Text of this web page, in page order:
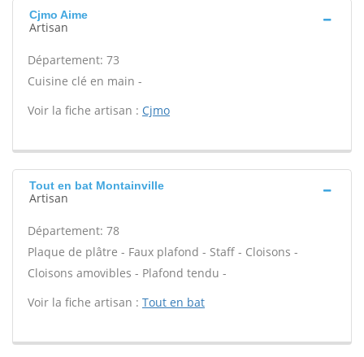
Cjmo Aime
Artisan
Département: 73
Cuisine clé en main -
Voir la fiche artisan : Cjmo
Tout en bat Montainville
Artisan
Département: 78
Plaque de plâtre - Faux plafond - Staff - Cloisons -
Cloisons amovibles - Plafond tendu -
Voir la fiche artisan : Tout en bat